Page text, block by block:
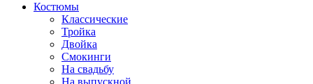
Костюмы
Классические
Тройка
Двойка
Смокинги
На свадьбу
На выпускной